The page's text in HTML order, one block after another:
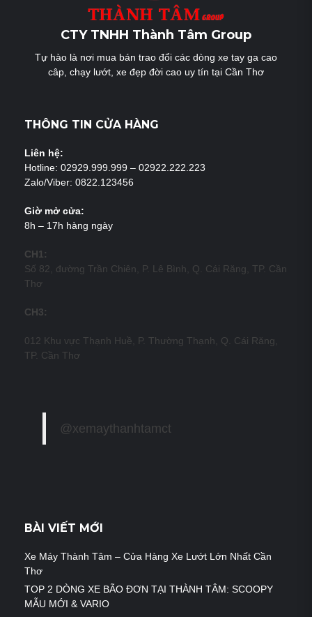
CTY TNHH Thành Tâm Group
Tự hào là nơi mua bán trao đổi các dòng xe tay ga cao
câp, chạy lướt, xe đẹp đời cao uy tín tại Cần Thơ
THÔNG TIN CỬA HÀNG
Liên hệ:
Hotline: 02929.999.999 – 02922.222.223
Zalo/Viber: 0822.123456
Giờ mở cửa:
8h – 17h hàng ngày
CH1:
Số 82, đường Trần Chiên, P. Lê Bình, Q. Cái Răng, TP. Cần
Thơ
CH3:
012 Khu vực Thạnh Huề, P. Thường Thạnh, Q. Cái Răng,
TP. Cần Thơ
@xemaythanhtamct
BÀI VIẾT MỚI
Xe Máy Thành Tâm – Cửa Hàng Xe Lướt Lớn Nhất Cần
Thơ
TOP 2 DÒNG XE BÃO ĐƠN TẠI THÀNH TÂM: SCOOPY
MẪU MỚI & VARIO